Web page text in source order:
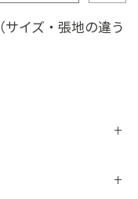
イズ・張地の違う